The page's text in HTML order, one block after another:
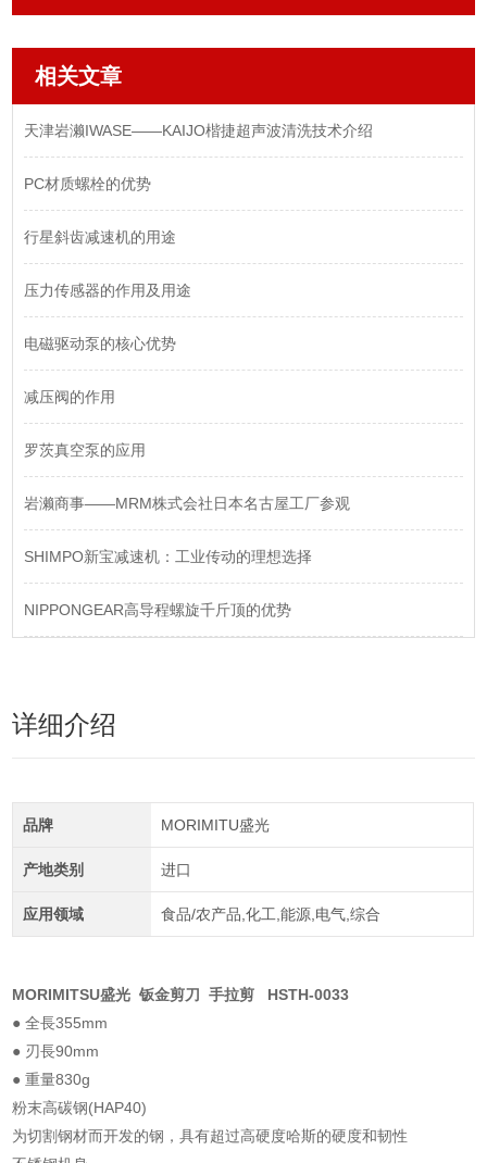
相关文章
天津岩濑IWASE——KAIJO楷捷超声波清洗技术介绍
PC材质螺栓的优势
​行星斜齿减速机的用途
压力传感器的作用及用途
电磁驱动泵的核心优势
减压阀的作用
罗茨真空泵的应用
岩濑商事——MRM株式会社日本名古屋工厂参观
SHIMPO新宝减速机：工业传动的理想选择
NIPPONGEAR高导程螺旋千斤顶的优势
详细介绍
品牌 MORIMITU盛光
产地类别 进口
应用领域 食品/农产品,化工,能源,电气,综合
MORIMITSU盛光 钣金剪刀 手拉剪 HSTH-0033
● 全長355mm
● 刃長90mm
● 重量830g
粉末高碳钢(HAP40)
为切割钢材而开发的钢，具有超过高硬度哈斯的硬度和韧性